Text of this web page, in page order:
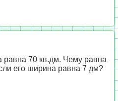
равна 70 кв.дм. Чему равна
его ширина равна 7 дм?